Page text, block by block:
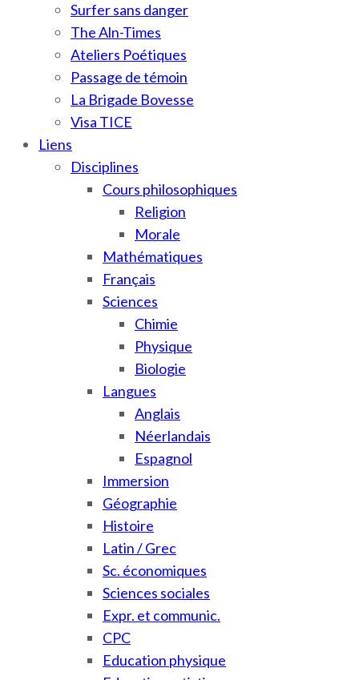
Surfer sans danger
The Aln-Times
Ateliers Poétiques
Passage de témoin
La Brigade Bovesse
Visa TICE
Liens
Disciplines
Cours philosophiques
Religion
Morale
Mathématiques
Français
Sciences
Chimie
Physique
Biologie
Langues
Anglais
Néerlandais
Espagnol
Immersion
Géographie
Histoire
Latin / Grec
Sc. économiques
Sciences sociales
Expr. et communic.
CPC
Education physique